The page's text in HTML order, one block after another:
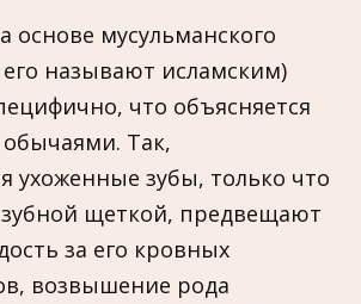
основе мусульманского
называют исламским)
что объясняется
Так,
ухоженные зубы, только что
щеткой, предвещают
за его кровных
возвышение рода